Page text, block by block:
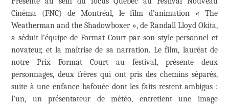
Cinéma (FNC) de Montréal, le film d’animation « The
Weatherman and the Shadowboxer », de Randall Lloyd Okita,
a séduit l’équipe de Format Court par son style personnel et
novateur, et la maîtrise de sa narration. Le film, lauréat de
notre Prix Format Court au festival, présente deux
personnages, deux frères qui ont pris des chemins séparés,
suite à une enfance bafouée dont les faits restent ambigus :
l’un, un présentateur de météo, entretient une image